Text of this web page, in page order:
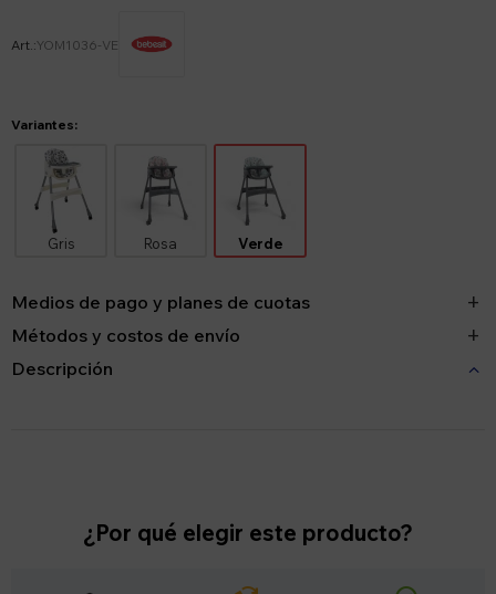
YOM1036-VE
Variantes:
Gris Rosa Verde
Medios de pago y planes de cuotas
Métodos y costos de envío
Descripción
¿Por qué elegir este producto?